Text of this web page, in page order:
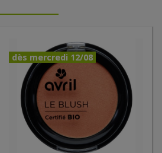
dès mercredi 12/08